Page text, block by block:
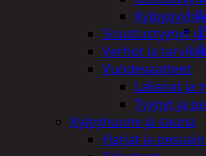
Sisustustyynyt
Verhot ja
Vuodevaatteet
Lakanat ja
Tyynyt ja
Kylpyhuone ja sauna
Harjat ja